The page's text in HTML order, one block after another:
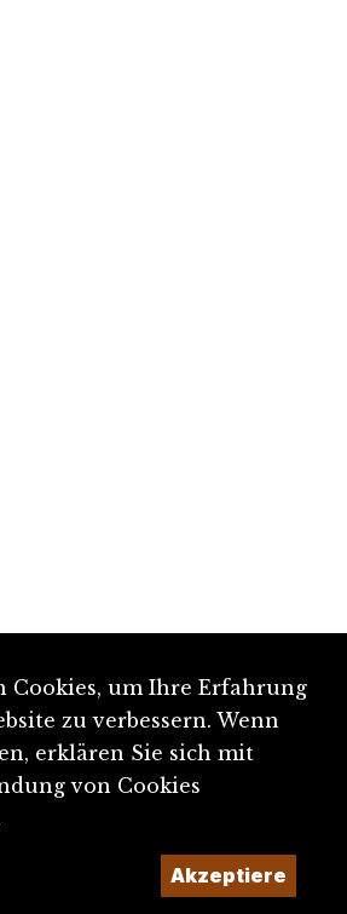
Cookies, um Ihre Erfahrung
zu verbessern. Wenn
erklären Sie sich mit
von Cookies
Akzeptiere